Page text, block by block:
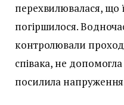
перехвилювалася, що
погіршилося.
контролювали
співака, не
посилила